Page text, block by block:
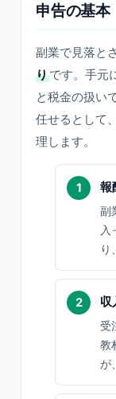
申告の基本
副業で見落と
りです。手元
と税金の扱い
任せるとして
理します。
報
副
入
り
収
受
教
が